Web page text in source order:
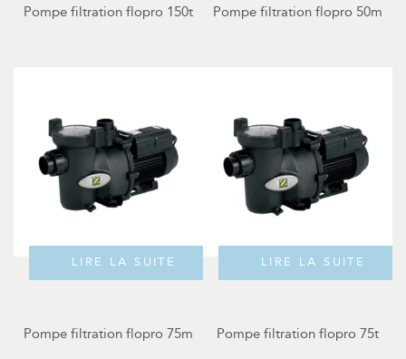
Pompe filtration flopro 150t Pompe filtration flopro 50m
LIRE LA SUITE
Pompe filtration flopro 75m
LIRE LA SUITE
Pompe filtration flopro 75t